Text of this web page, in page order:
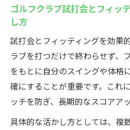
ゴルフクラブ試打会とフィッ
し方
試打会とフィッティングを効果
ラブを打つだけで終わらせず、
をもとに自分のスイングや体格
確にすることが重要です。これ
ッチを防ぎ、長期的なスコアア
具体的な活かし方としては、複